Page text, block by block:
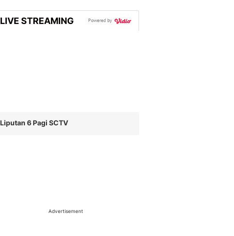
LIVE STREAMING Powered by
Liputan 6 Pagi SCTV
Advertisement